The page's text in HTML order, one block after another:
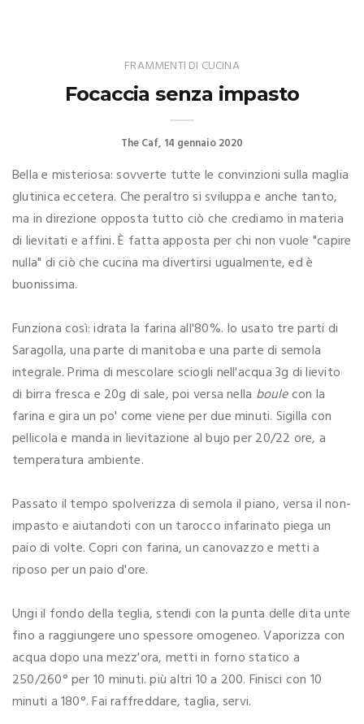
FRAMMENTI DI CUCINA
Focaccia senza impasto
The Caf 14 gennaio 2020
Bella e misteriosa: sovverte tutte le convinzioni sulla maglia
glutinica eccetera. Che peraltro si sviluppa e anche tanto,
ma in direzione opposta tutto ciò che crediamo in materia
di lievitati e affini. È fatta apposta per chi non vuole "capire
nulla" di ciò che cucina ma divertirsi ugualmente, ed è
buonissima.
Funziona così: idrata la farina all'80%. Io usato tre parti di
Saragolla, una parte di manitoba e una parte di semola
integrale. Prima di mescolare sciogli nell'acqua 3g di lievito
di birra fresca e 20g di sale, poi versa nella boulecon la
farina e gira un po' come viene per due minuti. Sigilla con
pellicola e manda in lievitazione al bujo per 20/22 ore, a
temperatura ambiente.
Passato il tempo spolverizza di semola il piano, versa il non-
impasto e aiutandoti con un tarocco infarinato piega un
paio di volte. Copri con farina, un canovazzo e metti a
riposo per un paio d'ore.
Ungi il fondo della teglia, stendi con la punta delle dita unte
fino a raggiungere uno spessore omogeneo. Vaporizza con
acqua dopo una mezz'ora, metti in forno statico a
250/260° per 10 minuti. più altri 10 a 200. Finisci con 10
minuti a 180°. Fai raffreddare, taglia, servi.